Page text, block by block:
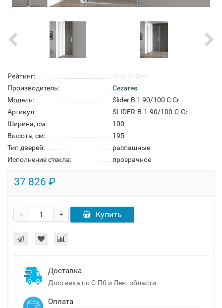
Рейтинг:
Производитель:
Cezares
Модель:
Slider B 1 90/100 C Cr
Артикул:
SLIDER-B-1-90/100-C-Cr
Ширина, см:
100
Высота, см:
195
Тип дверей:
распашные
Исполнение стекла:
прозрачное
37 826 ₽
+
- Купить
Доставка
Доставка по С-Пб и Лен. области
Оплата